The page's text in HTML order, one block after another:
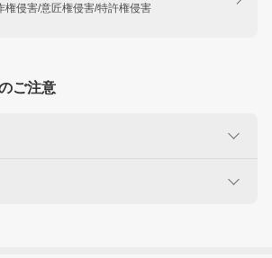
権侵害/意匠権侵害/特許権侵害
ご注意
ご注意ください